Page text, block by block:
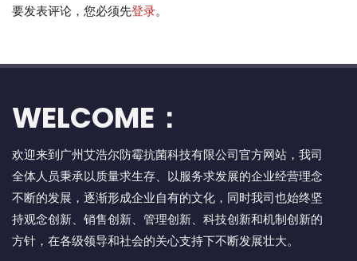
要发表评论，您必须先登录。
WELCOME：
欢迎来到广州艾浩尔防霉抗菌科技有限公司官方网站，我司
全体人员秉承以质量求生存、以服务求发展的企业经营理念
不断的发展，逐渐形成企业自有的文化，同时我司也始终坚
持观念创新、销售创新、管理创新、科技创新和机制创新的
方针，在各级领导和社会的关心支持下不断发展壮大。